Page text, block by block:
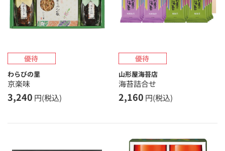
わらびの里
京楽味
3,240 円(税込)
山形屋海苔店
海苔詰合せ
2,160 円(税込)